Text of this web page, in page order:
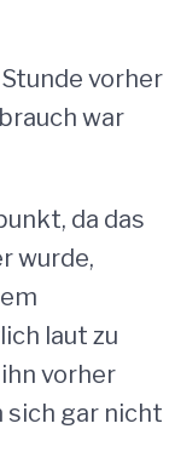
vorher
war
da das
wurde,
laut zu
vorher
gar nicht